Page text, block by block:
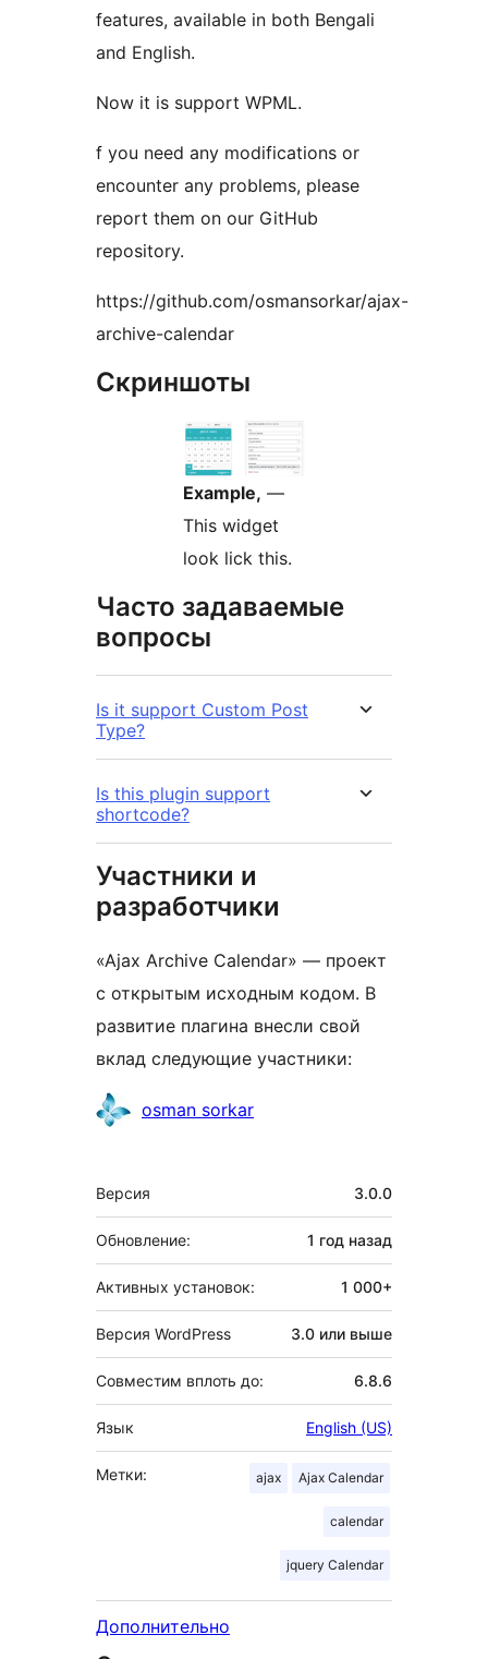
features, available in both Bengali
and English.
Now it is support WPML.
f you need any modifications or
encounter any problems, please
report them on our GitHub
repository.
https://github.com/osmansorkar/ajax-
archive-calendar
Скриншоты
Example, —
This widget
look lick this.
Часто задаваемые
вопросы
Is it support Custom Post
Type?
Is this plugin support
shortcode?
Участники и
разработчики
«Ajax Archive Calendar» — проект
с открытым исходным кодом. В
развитие плагина внесли свой
вклад следующие участники:
Участникиosman sorkar
Мета
Версия 3.0.0
Обновление: 1 год назад
Активных установок: 1 000+
Версия WordPress 3.0 или выше
Совместим вплоть до: 6.8.6
Язык English (US)
Метки: ajax Ajax Calendar
calendar
jquery Calendar
Дополнительно